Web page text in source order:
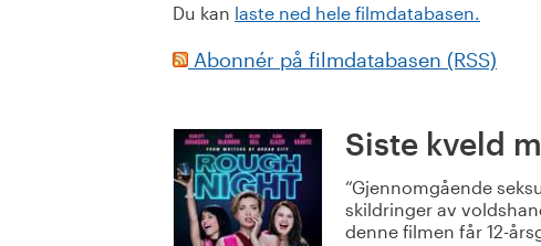
Du kan laste ned hele filmdatabasen.
Abonnér på filmdatabasen (RSS)
Siste kveld
Gjennomgående
skildringer av
denne filmen får 12-